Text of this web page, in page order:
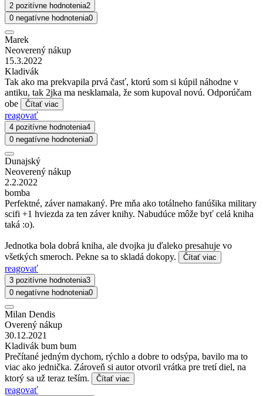
2 pozitívne hodnotenia2
0 negatívne hodnotenia0
Marek
Neoverený nákup
15.3.2022
Kladivák
Tak ako ma prekvapila prvá časť, ktorú som si kúpil náhodne v
antiku, tak 2jka ma nesklamala, že som kupoval novú. Odporúčam
obe
Čítať viac
reagovať
4 pozitívne hodnotenia4
0 negatívne hodnotenia0
Dunajský
Neoverený nákup
2.2.2022
bomba
Perfektné, záver namakaný. Pre mňa ako totálneho fanúšika military
scifi +1 hviezda za ten záver knihy. Nabudúce môže byť celá kniha
taká :o).
Jednotka bola dobrá kniha, ale dvojka ju ďaleko presahuje vo
všetkých smeroch. Pekne sa to skladá dokopy.
Čítať viac
reagovať
3 pozitívne hodnotenia3
0 negatívne hodnotenia0
Milan Dendis
Overený nákup
30.12.2021
Kladivák bum bum
Prečítané jedným dychom, rýchlo a dobre to odsýpa, bavilo ma to
viac ako jednička. Zároveň si autor otvoril vrátka pre tretí diel, na
ktorý sa už teraz teším.
Čítať viac
reagovať